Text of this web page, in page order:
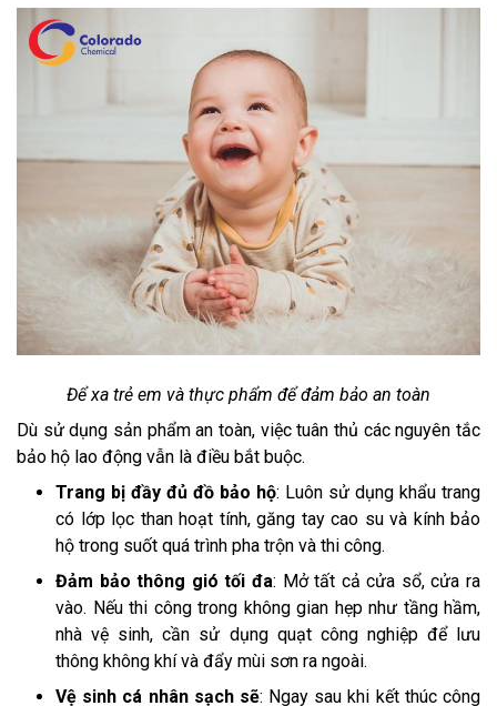
Để xa trẻ em và thực phẩm để đảm bảo an toàn
Dù sử dụng sản phẩm an toàn, việc tuân thủ các nguyên tắc
bảo hộ lao động vẫn là điều bắt buộc.
Trang bị đầy đủ đồ bảo hộ: Luôn sử dụng khẩu trang
có lớp lọc than hoạt tính, găng tay cao su và kính bảo
hộ trong suốt quá trình pha trộn và thi công.
Đảm bảo thông gió tối đa: Mở tất cả cửa sổ, cửa ra
vào. Nếu thi công trong không gian hẹp như tầng hầm,
nhà vệ sinh, cần sử dụng quạt công nghiệp để lưu
thông không khí và đẩy mùi sơn ra ngoài.
Vệ sinh cá nhân sạch sẽ: Ngay sau khi kết thúc công